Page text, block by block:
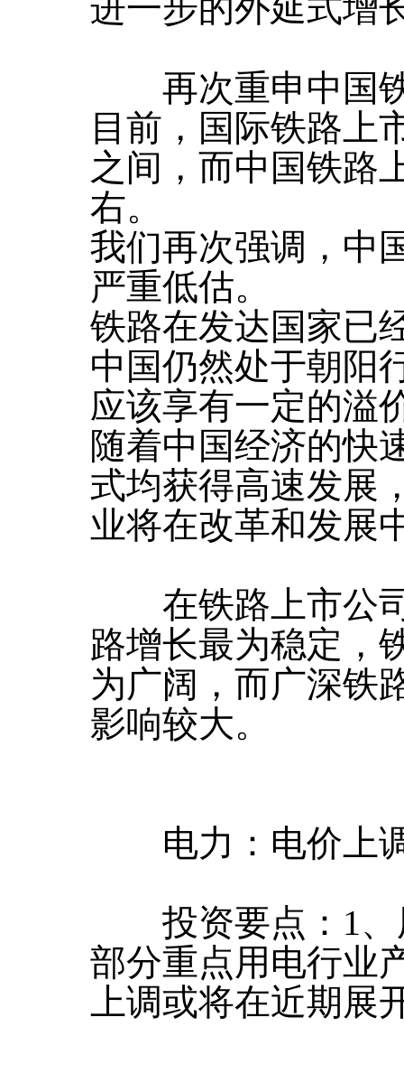
进一步的外延式增
再次重申中国铁
目前，国际铁路上
之间，而中国铁路
右。
我们再次强调，中
严重低估。
铁路在发达国家已
中国仍然处于朝阳
应该享有一定的溢
随着中国经济的快
式均获得高速发展
业将在改革和发展
在铁路上市公司
路增长最为稳定，
为广阔，而广深铁
影响较大。
电力：电价上
投资要点：1、
部分重点用电行业
上调或将在近期展